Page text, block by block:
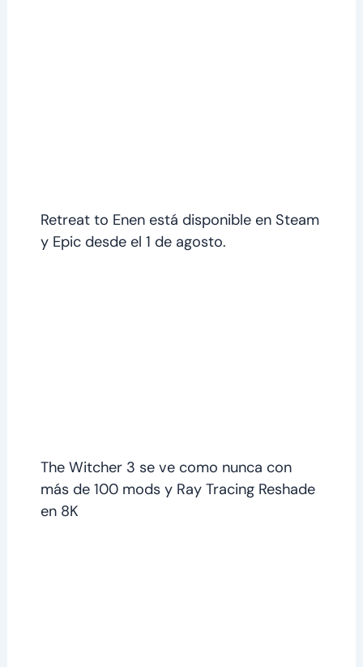
Retreat to Enen está disponible en Steam
y Epic desde el 1 de agosto.
The Witcher 3 se ve como nunca con
más de 100 mods y Ray Tracing Reshade
en 8K